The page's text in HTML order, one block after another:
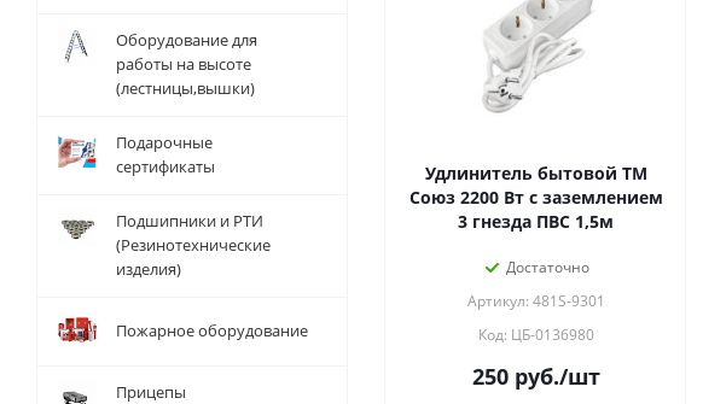
Удлинитель бытовой ТМ
Союз 2200 Вт с заземлением
3 гнезда ПВС 1,5м
Достаточно
Артикул: 481S-9301
Код: ЦБ-0136980
250руб./шт
Оборудование для
работы на высоте
(лестницы,вышки)
Подарочные
сертификаты
Подшипники и РТИ
(Резинотехнические
изделия)
Пожарное оборудование
Прицепы